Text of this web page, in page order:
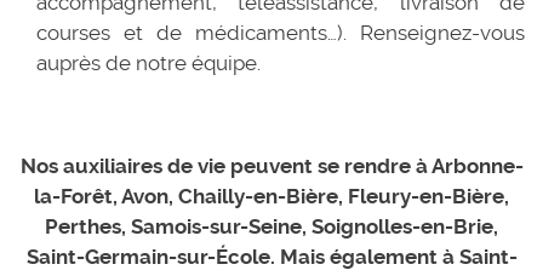
courses et de médicaments…). Renseignez-vous
auprès de notre équipe.
Nos auxiliaires de vie peuvent se rendre à Arbonne-
la-Forêt, Avon, Chailly-en-Bière, Fleury-en-Bière,
Perthes, Samois-sur-Seine, Soignolles-en-Brie,
Saint-Germain-sur-École. Mais également à Saint-